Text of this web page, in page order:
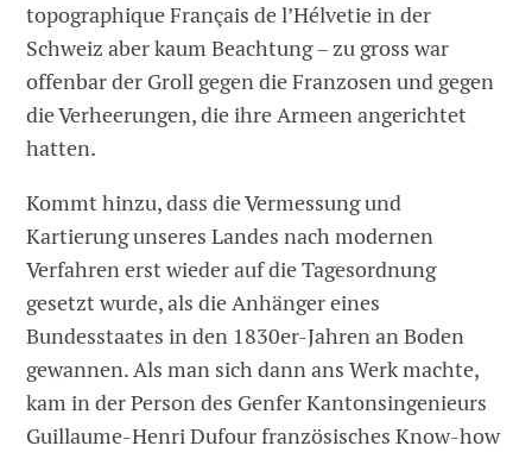
topographique Français de l’Hélvetie in der
Schweiz aber kaum Beachtung – zu gross war
offenbar der Groll gegen die Franzosen und gegen
die Verheerungen, die ihre Armeen angerichtet
hatten.
Kommt hinzu, dass die Vermessung und
Kartierung unseres Landes nach modernen
Verfahren erst wieder auf die Tagesordnung
gesetzt wurde, als die Anhänger eines
Bundesstaates in den 1830er-Jahren an Boden
gewannen. Als man sich dann ans Werk machte,
kam in der Person des Genfer Kantonsingenieurs
Guillaume-Henri Dufour französisches Know-how